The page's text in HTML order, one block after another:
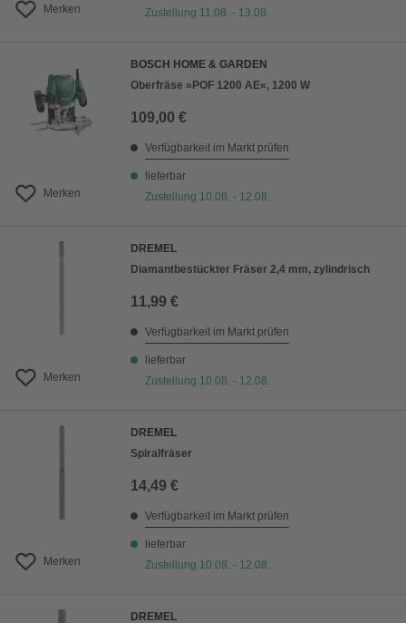
Merken
Zustellung 11.08. - 13.08.
Merken
BOSCH HOME & GARDEN
Oberfräse »POF 1200 AE«, 1200 W
109,00 €
Verfügbarkeit im Markt prüfen
lieferbar
Zustellung 10.08. - 12.08.
Merken
DREMEL
Diamantbestückter Fräser 2,4 mm, zylindrisch
11,99 €
Verfügbarkeit im Markt prüfen
lieferbar
Zustellung 10.08. - 12.08.
Merken
DREMEL
Spiralfräser
14,49 €
Verfügbarkeit im Markt prüfen
lieferbar
Zustellung 10.08. - 12.08.
DREMEL